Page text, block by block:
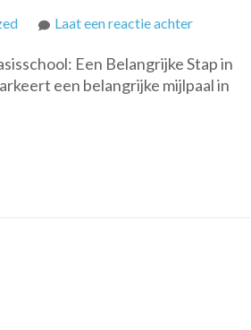
Laat een reactie achterop
bijzondere
dag
Een Belangrijke Stap in
een belangrijke mijlpaal in